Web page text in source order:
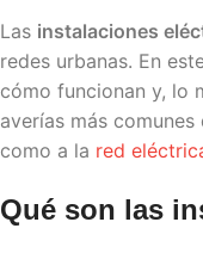
Las instalaciones
redes urbanas. En
cómo funcionan y, lo
averías más
como a la red
Qué son las